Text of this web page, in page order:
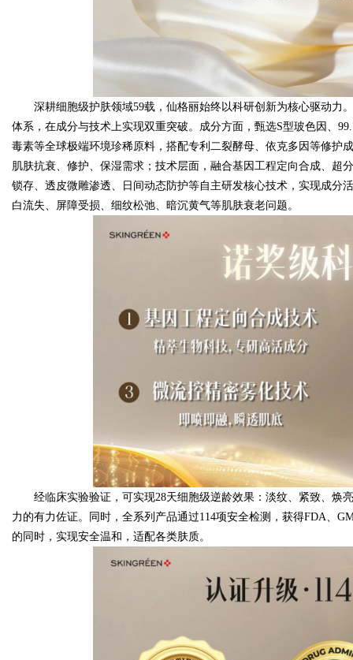
d
深耕细胞级护肤领域59载，仙格丽始终以科研创新为核心驱动力
体系，在成分与技术上实现双重突破。成分方面，甄选S型玻色因、
毒素等全球极端环境珍稀原料，搭配专利二裂酵母、依克多因等修护
肌肤抗衰、修护、保湿需求；技术层面，融合基因工程定向合成、超
锁存、透皮微雕渗透、日间动态防护等自主研发核心技术，实现成分
白流失、屏障受损、细纹松弛、暗沉黄气等肌肤衰老问题。
经临床实验验证，可实现28天细胞级逆龄效果：淡纹、紧致、焕
力的有力佐证。同时，全系列产品通过114项安全检测，获得FDA、
的同时，实现安全温和，适配各类肤质。